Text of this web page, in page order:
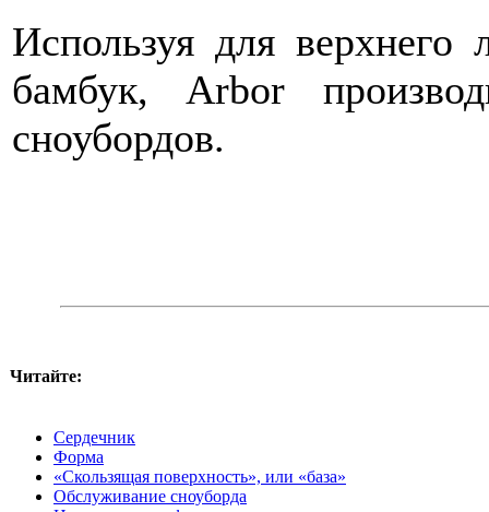
Используя для верхнего
бамбук, Arbor
сноубордов.
Читайте:
Сердечник
Форма
«Скользящая поверхность», или «база»
Обслуживание сноуборда